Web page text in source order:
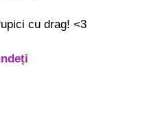
cu drag! <3